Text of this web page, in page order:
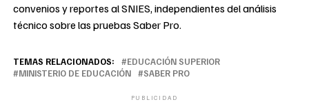
convenios y reportes al SNIES, independientes del análisis
técnico sobre las pruebas Saber Pro.
TEMAS RELACIONADOS:
EDUCACIÓN SUPERIOR
MINISTERIO DE EDUCACIÓN
SABER PRO
PUBLICIDAD